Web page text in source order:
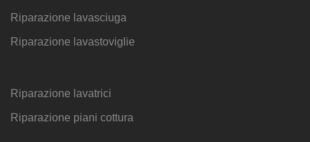
Riparazione lavasciuga
Riparazione lavastoviglie
Riparazione lavatrici
Riparazione piani cottura